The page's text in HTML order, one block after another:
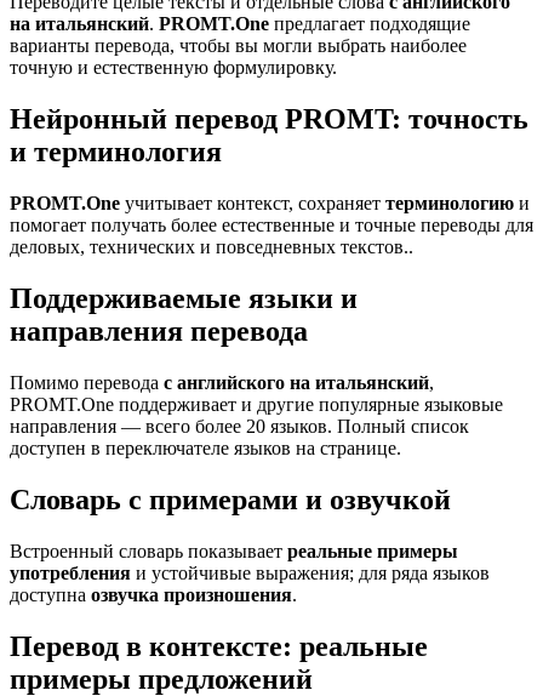
на итальянский. PROMT.One предлагает подходящие
варианты перевода, чтобы вы могли выбрать наиболее
точную и естественную формулировку.
Нейронный перевод PROMT: точность
и терминология
PROMT.One учитывает контекст, сохраняет терминологию и
помогает получать более естественные и точные переводы для
деловых, технических и повседневных текстов..
Поддерживаемые языки и
направления перевода
Помимо перевода с английского на итальянский,
PROMT.One поддерживает и другие популярные языковые
направления — всего более 20 языков. Полный список
доступен в переключателе языков на странице.
Словарь с примерами и озвучкой
Встроенный словарь показывает реальные примеры
употребления и устойчивые выражения; для ряда языков
доступна озвучка произношения.
Перевод в контексте: реальные
примеры предложений